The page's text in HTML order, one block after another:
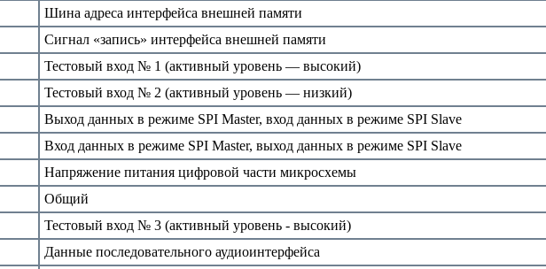
Шина адреса интерфейса внешней памяти
Сигнал «запись» интерфейса внешней памяти
Тестовый вход № 1 (активный уровень — высокий)
Тестовый вход № 2 (активный уровень — низкий)
Выход данных в режиме SPI Master, вход данных в режиме SPI Slave
Вход данных в режиме SPI Master, выход данных в режиме SPI Slave
Напряжение питания цифровой части микросхемы
Общий
Тестовый вход № 3 (активный уровень - высокий)
Данные последовательного аудиоинтерфейса